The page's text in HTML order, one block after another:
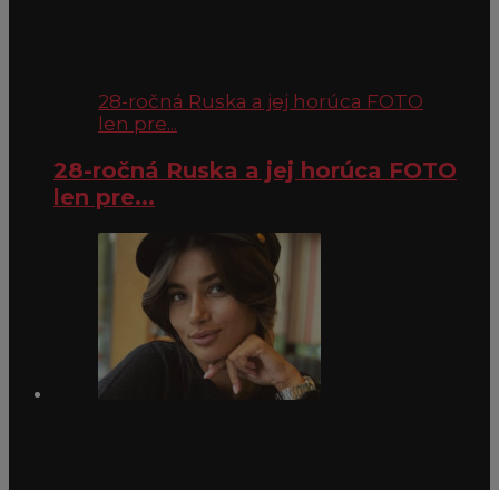
28-ročná Ruska a jej horúca FOTO
len pre...
28-ročná Ruska a jej horúca FOTO
len pre...